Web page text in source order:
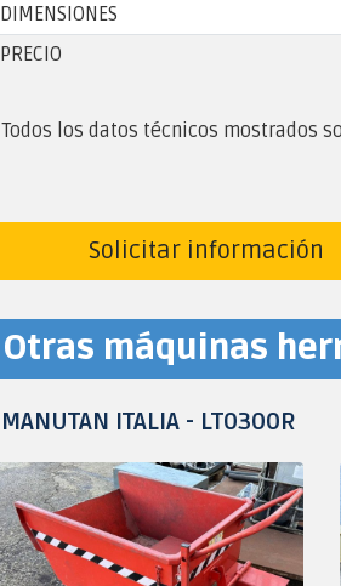
DIMENSIONES
PRECIO
Todos los datos técnicos mostrados
Solicitar información
Otras máquinas
MANUTAN ITALIA - LT0300R